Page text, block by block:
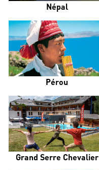
Népal
Pérou
Grand Serre Chevalier